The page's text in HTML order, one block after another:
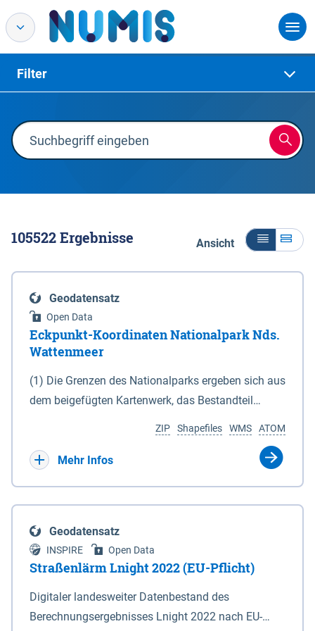
Filter
105522Ergebnisse Ansicht
Geodatensatz
Open Data
Eckpunkt-Koordinaten Nationalpark Nds.
Wattenmeer
(1) Die Grenzen des Nationalparks ergeben sich aus
dem beigefügten Kartenwerk, das Bestandteil
(DTK) im Maßstab 1 : 100 000 (Anlage 2), 2.
verkleinerte Amtliche Karte 1 : 5 000 (AK5) im
projizierte Koordinaten im Europäischen
Terrestrischen Referenzsystem 1989 (ETRS 89) mit
der Universalen Transversalen Mercator-Abbildung
bezogen auf die Zone 32 N (UTM 32N) dargestellt
(Anlage 4); Gleiches gilt für die geografischen
ATOM
WMS
Shapefiles
ZIP
Mehr Infos
Geodatensatz
INSPIRE Open Data
Straßenlärm Lnight 2022 (EU-Pflicht)
Digitaler landesweiter Datenbestand des
Berechnungsergebnisses Lnight 2022 nach EU-